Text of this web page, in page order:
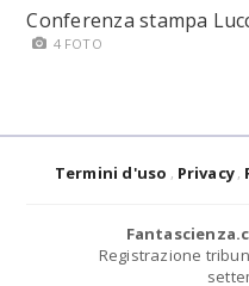
Conferenza stampa
4 FOTO
Termini d'uso Privacy
Registrazione